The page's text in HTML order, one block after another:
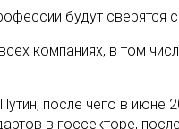
будут сверятся
компаниях, в том
после чего в июне
в госсекторе,